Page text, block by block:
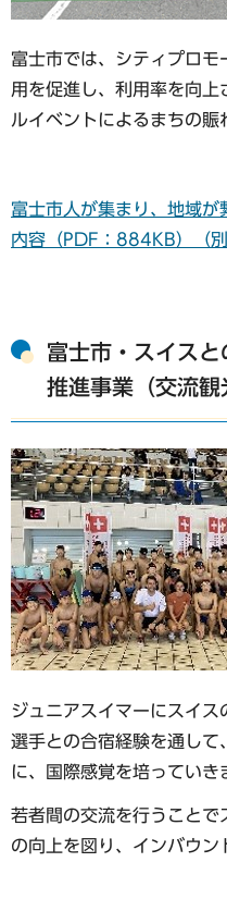
富士市では、シティプロ
用を促進し、利用率を向上
ルイベントによるまちの賑
富士市人が集まり、地域
内容（PDF：884KB）（
富士市・スイス
推進事業（交流観
ジュニアスイマーにスイ
選手との合宿経験を通して
に、国際感覚を培っていき
若者間の交流を行うことで
の向上を図り、インバウン